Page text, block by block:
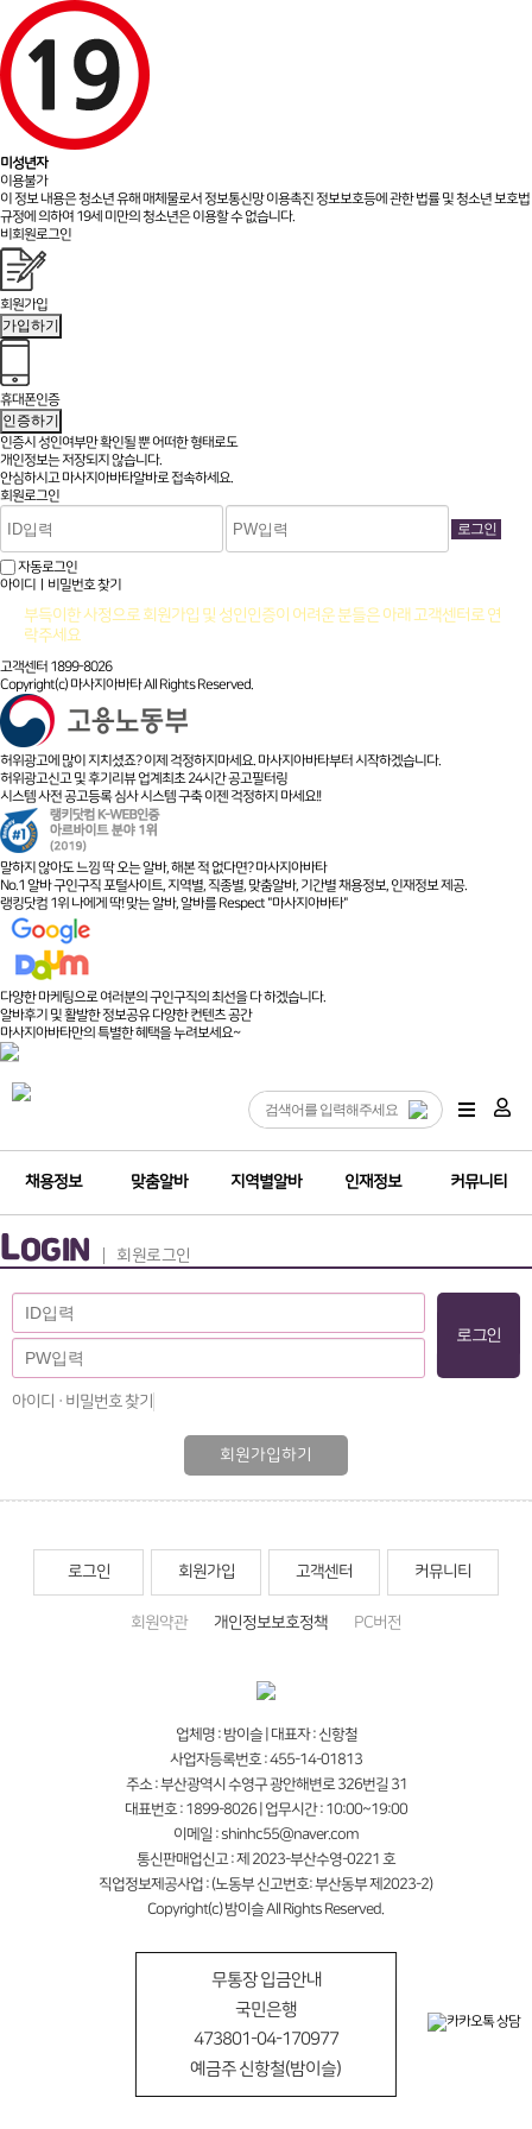
미성년자
이용불가
이 정보 내용은 청소년 유해 매체물로서 정보통신망 이용촉진 정보보호등에 관한 법률 및 청소년 보호법
규정에 의하여 19세 미만의 청소년은 이용할 수 없습니다.
비회원로그인
회원가입
가입하기
휴대폰인증
인증하기
인증시 성인여부만 확인될 뿐어떠한 형태로도
개인정보는 저장되지 않습니다.
안심하시고 마사지아바타알바로 접속하세요.
회원로그인
자동로그인
아이디ㅣ비밀번호 찾기
부득이한 사정으로 회원가입 및 성인인증이 어려운 분들은 아래 고객센터로 연
락주세요
고객센터 1899-8026
Copyright(c) 마사지아바타 All Rights Reserved.
허위광고에 많이 지치셨죠? 이제 걱정하지마세요. 마사지아바타부터 시작하겠습니다.
허위광고신고 및 후기리뷰 업계최초 24시간 공고필터링
시스템 사전 공고등록 심사 시스템 구축 이젠 걱정하지 마세요!!
말하지 않아도 느낌 딱 오는 알바, 해본 적 없다면? 마사지아바타
No.1 알바 구인구직 포털사이트, 지역별, 직종별, 맞춤알바, 기간별 채용정보, 인재정보 제공.
랭킹닷컴 1위 나에게 딱! 맞는 알바, 알바를 Respect "마사지아바타"
다양한 마케팅으로 여러분의 구인구직의 최선을 다 하겠습니다.
알바후기 및 활발한 정보공유 다양한 컨텐츠 공간
마사지아바타만의 특별한 혜택을 누려보세요~
채용정보 맞춤알바 지역별알바 인재정보 커뮤니티
LOGIN 회원로그인
아이디 · 비밀번호 찾기
회원가입하기
로그인 회원가입 고객센터 커뮤니티
회원약관 개인정보보호정책 PC버전
업체명 : 밤이슬 | 대표자 : 신항철
사업자등록번호 : 455-14-01813
주소 : 부산광역시 수영구 광안해변로 326번길 31
대표번호 : 1899-8026 | 업무시간 : 10:00~19:00
이메일 : shinhc55@naver.com
통신판매업신고 : 제 2023-부산수영-0221 호
직업정보제공사업 : (노동부 신고번호: 부산동부 제2023-2)
Copyright(c) 밤이슬 All Rights Reserved.
무통장 입금안내
국민은행
473801-04-170977
예금주 신항철(밤이슬)